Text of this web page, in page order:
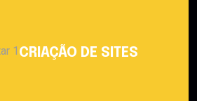
CRIAÇÃO DE SITES